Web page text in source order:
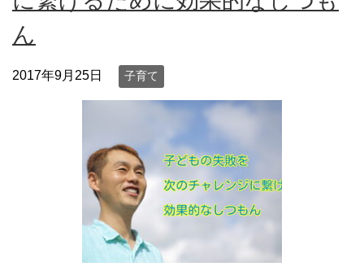
ん
2017年9月25日 子育て